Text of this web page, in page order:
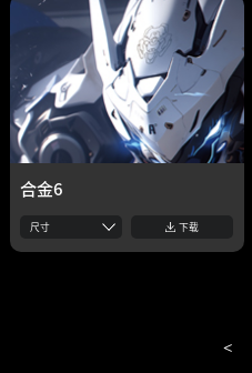
合金6
尺寸 下载
<